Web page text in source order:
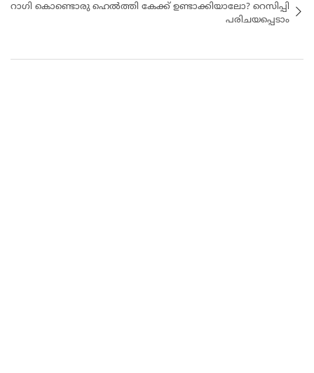
റാഗി കൊണ്ടൊരു ഹെൽത്തി കേക്ക് ഉണ്ടാക്കിയാലോ? റെസിപ്പി
പരിചയപ്പെടാം